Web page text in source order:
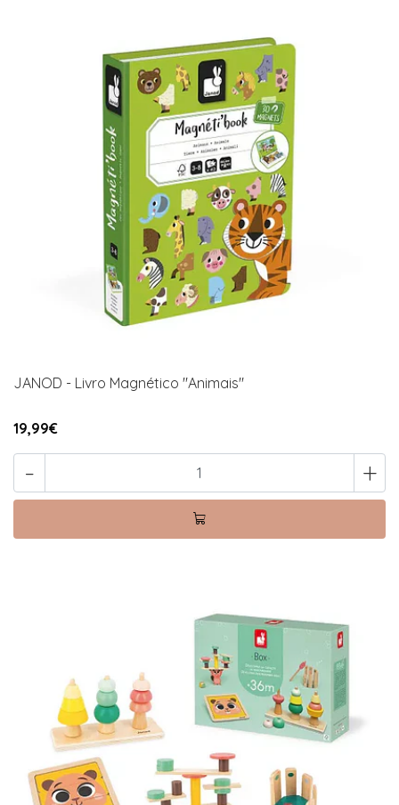
JANOD - Livro Magnético "Animais"
19,99€
- +